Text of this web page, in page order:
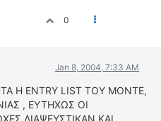
0
Jan 8, 2004, 7:33 AM
Η ENTRY LIST ΤΟΥ ΜΟΝΤΕ,
, ΕΥΤΗΧΩΣ ΟΙ
ΔΙΑΨΕΥΣΤΙΚΑΝ ΚΑΙ